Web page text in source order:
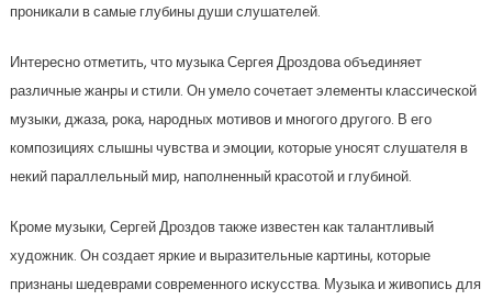
проникали в самые глубины души слушателей.
Интересно отметить, что музыка Сергея Дроздова объединяет
различные жанры и стили. Он умело сочетает элементы классической
музыки, джаза, рока, народных мотивов и многого другого. В его
композициях слышны чувства и эмоции, которые уносят слушателя в
некий параллельный мир, наполненный красотой и глубиной.
Кроме музыки, Сергей Дроздов также известен как талантливый
художник. Он создает яркие и выразительные картины, которые
признаны шедеврами современного искусства. Музыка и живопись для